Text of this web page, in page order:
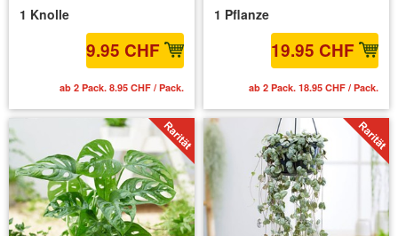
1 Knolle
9.95 CHF
ab 2 Pack. 8.95 CHF / Pack.
1 Pflanze
19.95 CHF
ab 2 Pack. 18.95 CHF / Pack.